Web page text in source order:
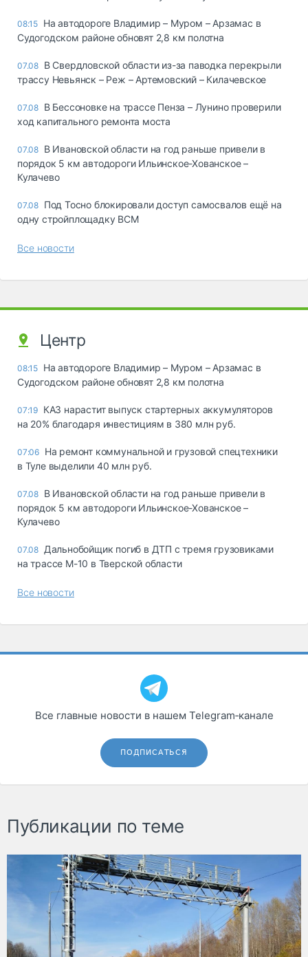
08:15 На автодороге Владимир – Муром – Арзамас в
Судогодском районе обновят 2,8 км полотна
07.08 В Свердловской области из-за паводка перекрыли
трассу Невьянск – Реж – Артемовский – Килачевское
07.08 В Бессоновке на трассе Пенза – Лунино проверили
ход капитального ремонта моста
07.08 В Ивановской области на год раньше привели в
порядок 5 км автодороги Ильинское-Хованское –
Кулачево
07.08 Под Тосно блокировали доступ самосвалов ещё на
одну стройплощадку ВСМ
Все новости
Центр
08:15 На автодороге Владимир – Муром – Арзамас в
Судогодском районе обновят 2,8 км полотна
07:19 КАЗ нарастит выпуск стартерных аккумуляторов
на 20% благодаря инвестициям в 380 млн руб.
07:06 На ремонт коммунальной и грузовой спецтехники
в Туле выделили 40 млн руб.
07.08 В Ивановской области на год раньше привели в
порядок 5 км автодороги Ильинское-Хованское –
Кулачево
07.08 Дальнобойщик погиб в ДТП с тремя грузовиками
на трассе М-10 в Тверской области
Все новости
Все главные новости в нашем Telegram‑канале
ПОДПИСАТЬСЯ
Публикации по теме